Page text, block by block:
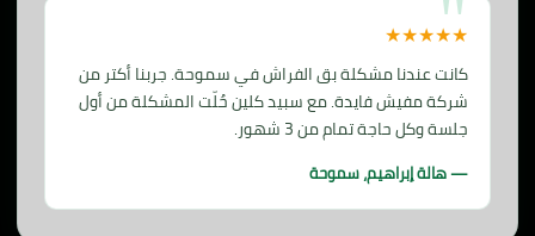
★★★★★
كانت عندنا مشكلة بق الفراش في سموحة. جربنا أكتر من
شركة مفيش فايدة. مع سبيد كلين حُلّت المشكلة من أول
جلسة وكل حاجة تمام من 3 شهور.
— هالة إبراهيم، سموحة